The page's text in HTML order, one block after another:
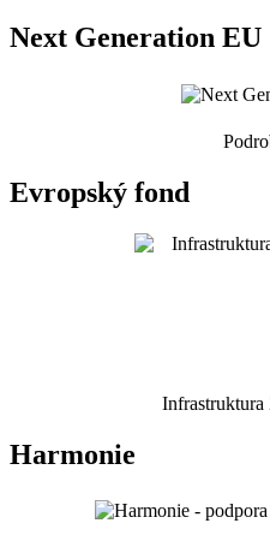
Next Generation EU
Evropský fond
Harmonie